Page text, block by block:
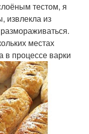
тестом, я
извлекла из
местах
в процессе варки